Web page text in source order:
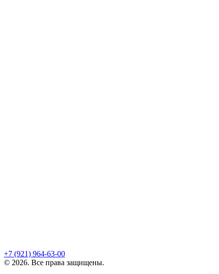
+7 (921) 964-63-00
© 2026. Все права защищены.